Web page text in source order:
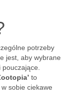
potrzeby
jest, aby wybrane
to
w sobie ciekawe